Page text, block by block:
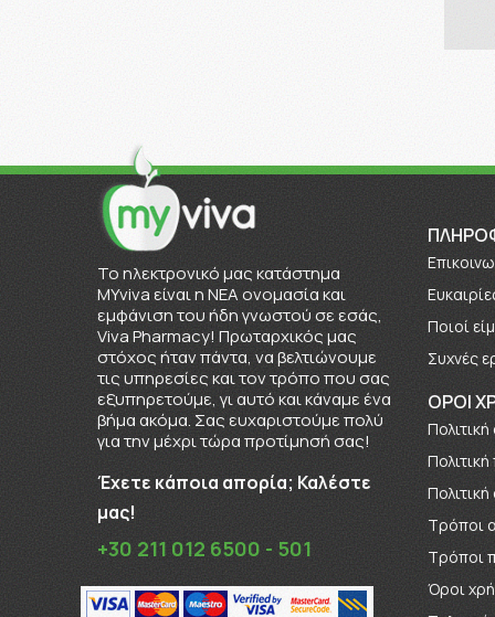
To ηλεκτρονικό μας κατάστημα
MYviva είναι η ΝΕΑ ονομασία και
εμφάνιση του ήδη γνωστού σε εσάς,
Viva Pharmacy! Πρωταρχικός μας
στόχος ήταν πάντα, να βελτιώνουμε
τις υπηρεσίες και τον τρόπο που σας
εξυπηρετούμε, γι αυτό και κάναμε ένα
βήμα ακόμα. Σας ευχαριστούμε πολύ
για την μέχρι τώρα προτίμησή σας!
Έχετε κάποια απορία; Καλέστε
μας!
+30 211 012 6500 - 501
Πoιοί
Συχνές
ΟΡΟΙ
Τρόποι
Τρόποι
Όροι